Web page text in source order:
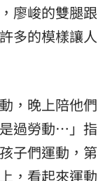
廖峻的雙腿跟
多的模樣讓人
，晚上陪他們
過勞動…」指
子們運動，第
，看起來運動